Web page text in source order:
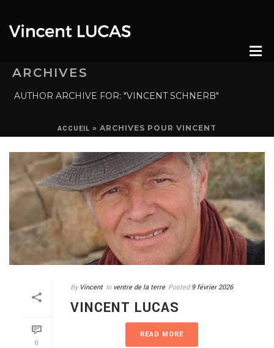
ARCHIVES
AUTHOR ARCHIVE FOR: "VINCENT SCHNERB"
ACCUEIL » ARCHIVES POUR VINCENT
0
By Vincent In ventre de la terre Posted 9 février 2026
VINCENT LUCAS
READ MORE